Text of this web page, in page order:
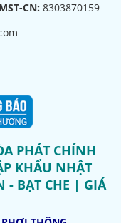
MST-CN: 8303870159
PHÁT CHÍNH
KHẨU NHẬT
- BẠT CHE | GIÁ